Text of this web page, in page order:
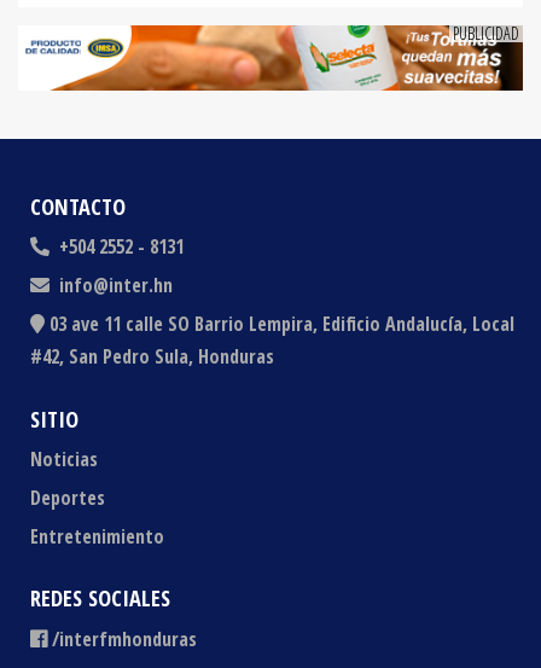
CONTACTO
+504 2552 - 8131
info@inter.hn
03 ave 11 calle SO Barrio Lempira, Edificio Andalucía, Local
#42, San Pedro Sula, Honduras
SITIO
Noticias
Deportes
Entretenimiento
REDES SOCIALES
/interfmhonduras